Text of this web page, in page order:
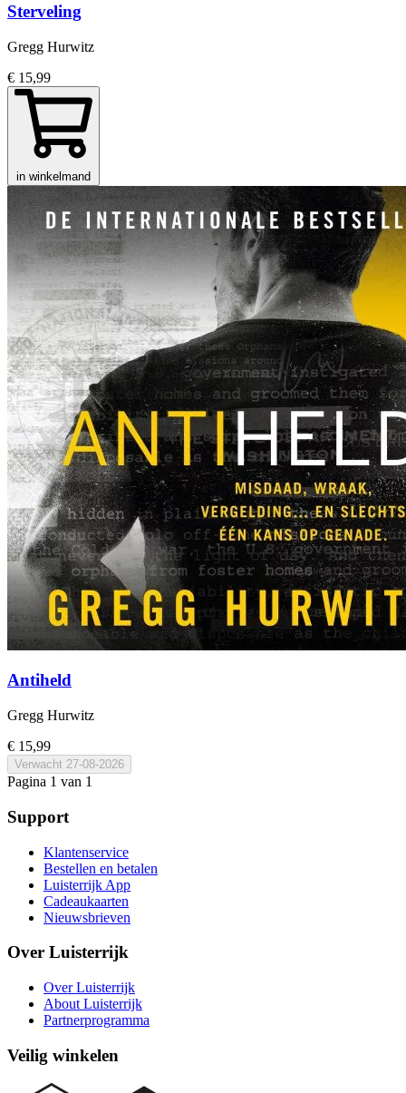
Sterveling
Gregg Hurwitz
€ 15,99
in winkelmand
Antiheld
Gregg Hurwitz
€ 15,99
Verwacht 27-08-2026
Pagina 1 van 1
Support
Klantenservice
Bestellen en betalen
Luisterrijk App
Cadeaukaarten
Nieuwsbrieven
Over Luisterrijk
Over Luisterrijk
About Luisterrijk
Partnerprogramma
Veilig winkelen